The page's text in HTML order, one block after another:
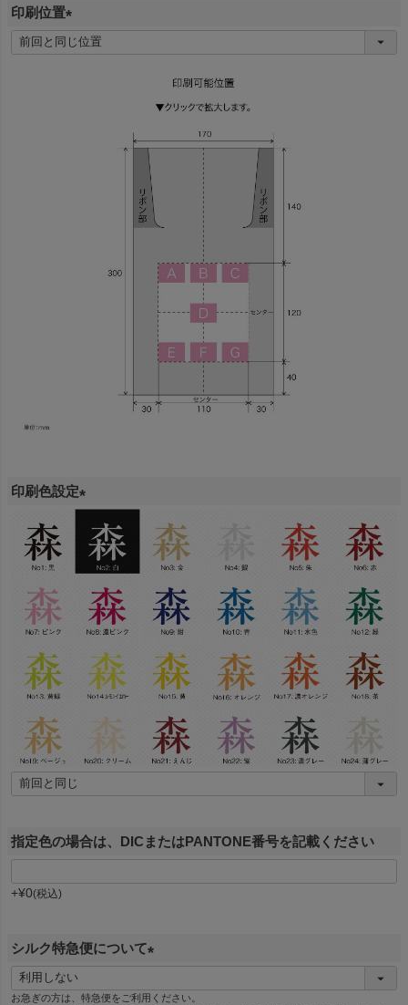
印刷位置
(
必
印刷色設定
必
須
指定色の場合は、DICまたはPANTONE番号を記載ください
+¥0 税込
シルク特急便について
必
お急ぎの方は、特急便をご利用ください。